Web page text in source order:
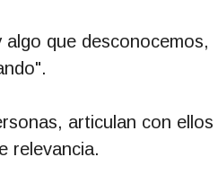
que desconocemos,
articulan con ellos
relevancia.